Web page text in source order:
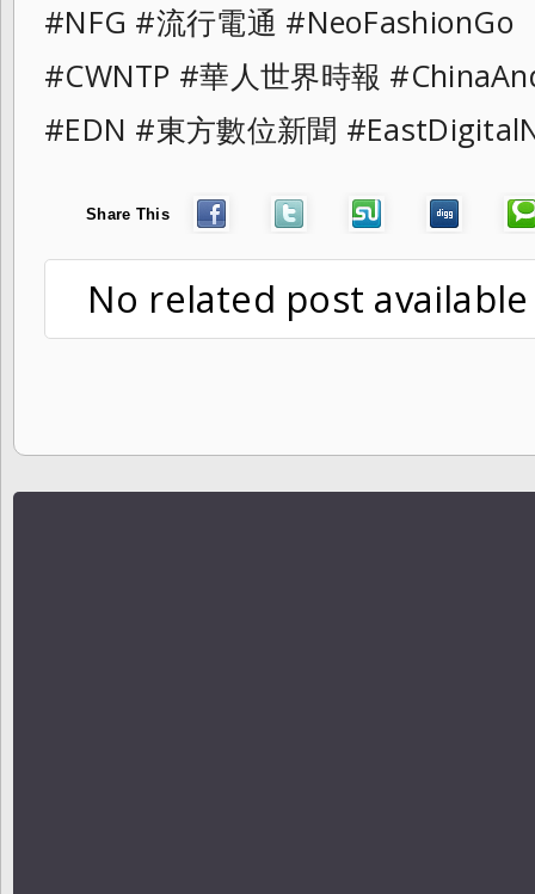
#NFG #流行電通
#CWNTP #華人世界時報
#EDN #東方數位新聞
Share This
No related post available